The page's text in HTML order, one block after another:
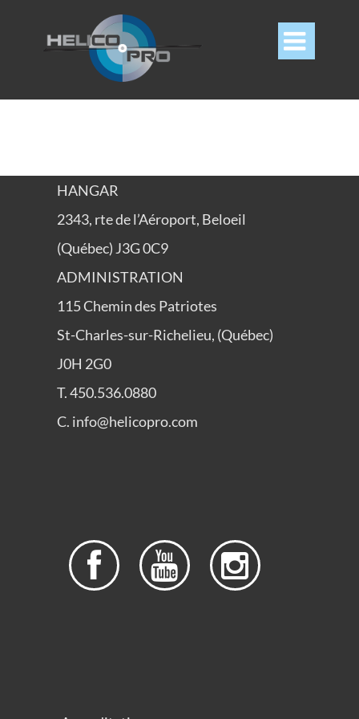

HANGAR
2343, rte de l’Aéroport, Beloeil
(Québec) J3G 0C9
ADMINISTRATION
115 Chemin des Patriotes
St-Charles-sur-Richelieu, (Québec)
J0H 2G0
T. 450.536.0880
C. info@helicopro.com
  